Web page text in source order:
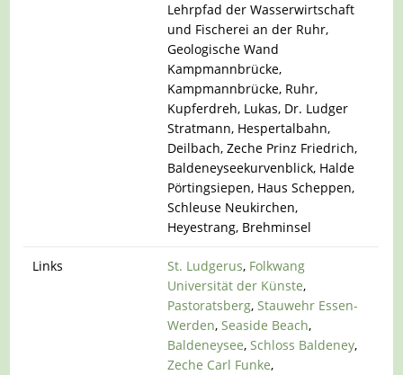
Lehrpfad der Wasserwirtschaft
und Fischerei an der Ruhr,
Geologische Wand
Kampmannbrücke,
Kampmannbrücke, Ruhr,
Kupferdreh, Lukas, Dr. Ludger
Stratmann, Hespertalbahn,
Deilbach, Zeche Prinz Friedrich,
Baldeneyseekurvenblick, Halde
Pörtingsiepen, Haus Scheppen,
Schleuse Neukirchen,
Heyestrang, Brehminsel
Links St. Ludgerus, Folkwang
Universität der Künste,
Pastoratsberg,Stauwehr Essen-
Werden,Seaside Beach,
Baldeneysee,Schloss Baldeney,
Zeche Carl Funke,